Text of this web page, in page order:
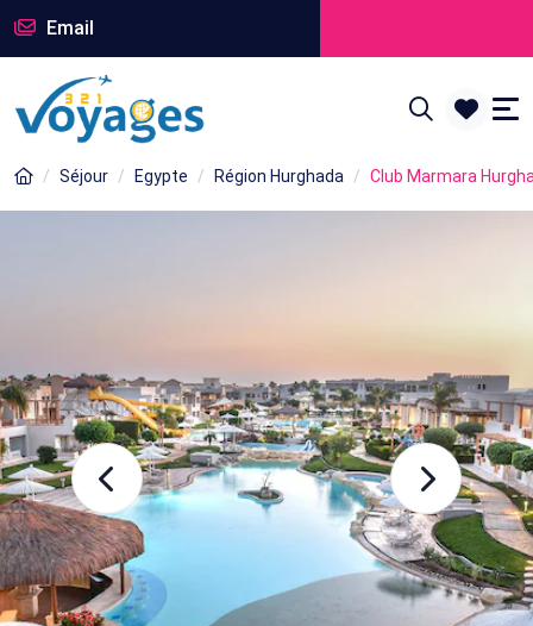
Email
Séjour Egypte Région Hurghada Club Marmara